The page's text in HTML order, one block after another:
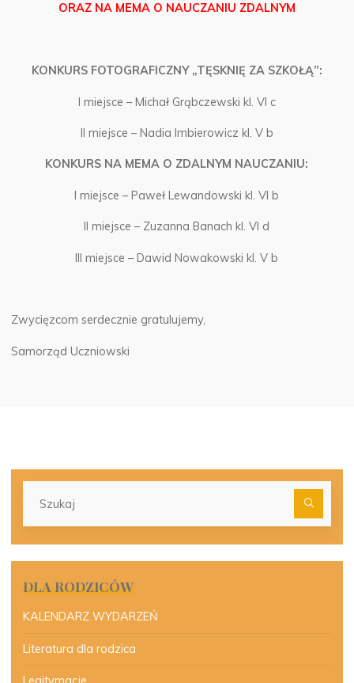
ORAZ NA MEMA O NAUCZANIU ZDALNYM
KONKURS FOTOGRAFICZNY „TĘSKNIĘ ZA SZKOŁĄ”:
I miejsce – Michał Grąbczewski kl. VI c
II miejsce – Nadia Imbierowicz kl. V b
KONKURS NA MEMA O ZDALNYM NAUCZANIU:
I miejsce – Paweł Lewandowski kl. VI b
II miejsce – Zuzanna Banach kl. VI d
III miejsce – Dawid Nowakowski kl. V b
Zwycięzcom serdecznie gratulujemy,
Samorząd Uczniowski
DLA RODZICÓW
KALENDARZ WYDARZEŃ
Literatura dla rodzica